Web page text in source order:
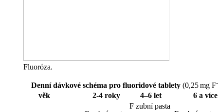
Fluoróza.
Denní dávkové schéma pro fluoridové tablety(0,25 mg F-
věk
2-4 roky 4–6 let 6 a
F zubní pasta